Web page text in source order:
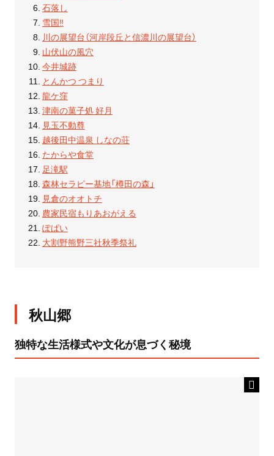
石落し
雪国‼
川の展望台（河岸段丘と信濃川の展望台）
山伏山の風穴
今井城跡
とんかつ つまり
龍ケ窪
津南の菓子処 好月
見玉不動尊
越後田中温泉 しなの荘
たからや食堂
足滝駅
森林セラピー基地「樽田の森」
見倉のオオトチ
農家民宿もりあおがえる
ぽぱい
大割野熊野三社秋季祭礼
秋山郷
独特な生活様式や文化が息づく秘境